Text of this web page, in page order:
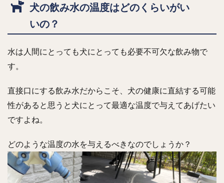
犬の飲み水の温度はどのくらいがい
いの？
水は人間にとっても犬にとっても必要不可欠な飲み物で
す。
直接口にする飲み水だからこそ、犬の健康に直結する可能
性があると思うと犬にとって最適な温度で与えてあげたい
ですよね。
どのような温度の水を与えるべきなのでしょうか？